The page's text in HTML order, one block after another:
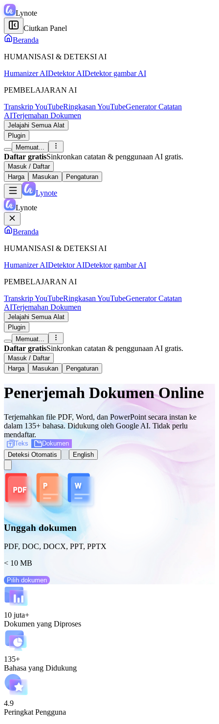
Lynote
Ciutkan Panel
Beranda
HUMANISASI & DETEKSI AI
Humanizer AIDetektor AIDetektor gambar AI
PEMBELAJARAN AI
Transkrip YouTubeRingkasan YouTubeGenerator Catatan
AITerjemahan Dokumen
Jelajahi Semua Alat
Plugin
Memuat...
Daftar gratisSinkronkan catatan & penggunaan AI gratis.
Masuk / Daftar
Harga
Masukan Pengaturan
Lynote
Lynote
Beranda
HUMANISASI & DETEKSI AI
Humanizer AIDetektor AIDetektor gambar AI
PEMBELAJARAN AI
Transkrip YouTubeRingkasan YouTubeGenerator Catatan
AITerjemahan Dokumen
Jelajahi Semua Alat
Plugin
Memuat...
Daftar gratisSinkronkan catatan & penggunaan AI gratis.
Masuk / Daftar
Harga
Masukan Pengaturan
Penerjemah Dokumen Online
Terjemahkan file PDF, Word, dan PowerPoint secara instan ke
dalam 135+ bahasa. Didukung oleh Google AI. Tidak perlu
mendaftar.
Teks
Dokumen
Deteksi Otomatis
English
Unggah dokumen
PDF, DOC, DOCX, PPT, PPTX
< 10 MB
Pilih dokumen
10 juta+
Dokumen yang Diproses
135+
Bahasa yang Didukung
4.9
Peringkat Pengguna